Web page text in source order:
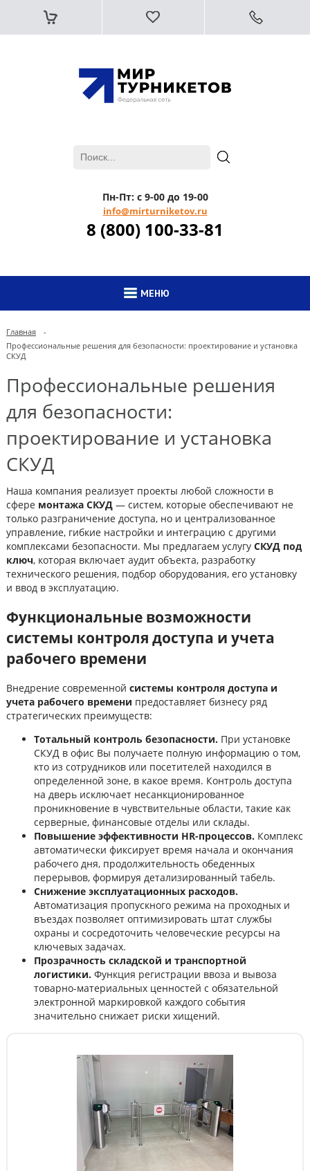
Пн-Пт: с 9-00 до 19-00
info@mirturniketov.ru
8 (800) 100-33-81
МЕНЮ
Главная
-
Профессиональные решения для безопасности: проектирование и установка
СКУД
Профессиональные решения
для безопасности:
проектирование и установка
СКУД
Наша компания реализует проекты любой сложности в
сфере монтажа СКУД — систем, которые обеспечивают не
только разграничение доступа, но и централизованное
управление, гибкие настройки и интеграцию с другими
комплексами безопасности. Мы предлагаем услугу СКУД под
ключ, которая включает аудит объекта, разработку
технического решения, подбор оборудования, его установку
и ввод в эксплуатацию.
Функциональные возможности
системы контроля доступа и учета
рабочего времени
Внедрение современной системы контроля доступа и
учета рабочего времени предоставляет бизнесу ряд
стратегических преимуществ:
Тотальный контроль безопасности. При установке
СКУД в офис Вы получаете полную информацию о том,
кто из сотрудников или посетителей находился в
определенной зоне, в какое время. Контроль доступа
на дверь исключает несанкционированное
проникновение в чувствительные области, такие как
серверные, финансовые отделы или склады.
Повышение эффективности HR-процессов. Комплекс
автоматически фиксирует время начала и окончания
рабочего дня, продолжительность обеденных
перерывов, формируя детализированный табель.
Снижение эксплуатационных расходов.
Автоматизация пропускного режима на проходных и
въездах позволяет оптимизировать штат службы
охраны и сосредоточить человеческие ресурсы на
ключевых задачах.
Прозрачность складской и транспортной
логистики. Функция регистрации ввоза и вывоза
товарно-материальных ценностей с обязательной
электронной маркировкой каждого события
значительно снижает риски хищений.